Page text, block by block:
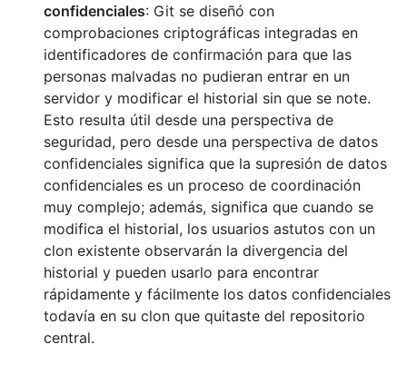
confidenciales: Git se diseñó con
comprobaciones criptográficas integradas en
identificadores de confirmación para que las
personas malvadas no pudieran entrar en un
servidor y modificar el historial sin que se note.
Esto resulta útil desde una perspectiva de
seguridad, pero desde una perspectiva de datos
confidenciales significa que la supresión de datos
confidenciales es un proceso de coordinación
muy complejo; además, significa que cuando se
modifica el historial, los usuarios astutos con un
clon existente observarán la divergencia del
historial y pueden usarlo para encontrar
rápidamente y fácilmente los datos confidenciales
todavía en su clon que quitaste del repositorio
central.